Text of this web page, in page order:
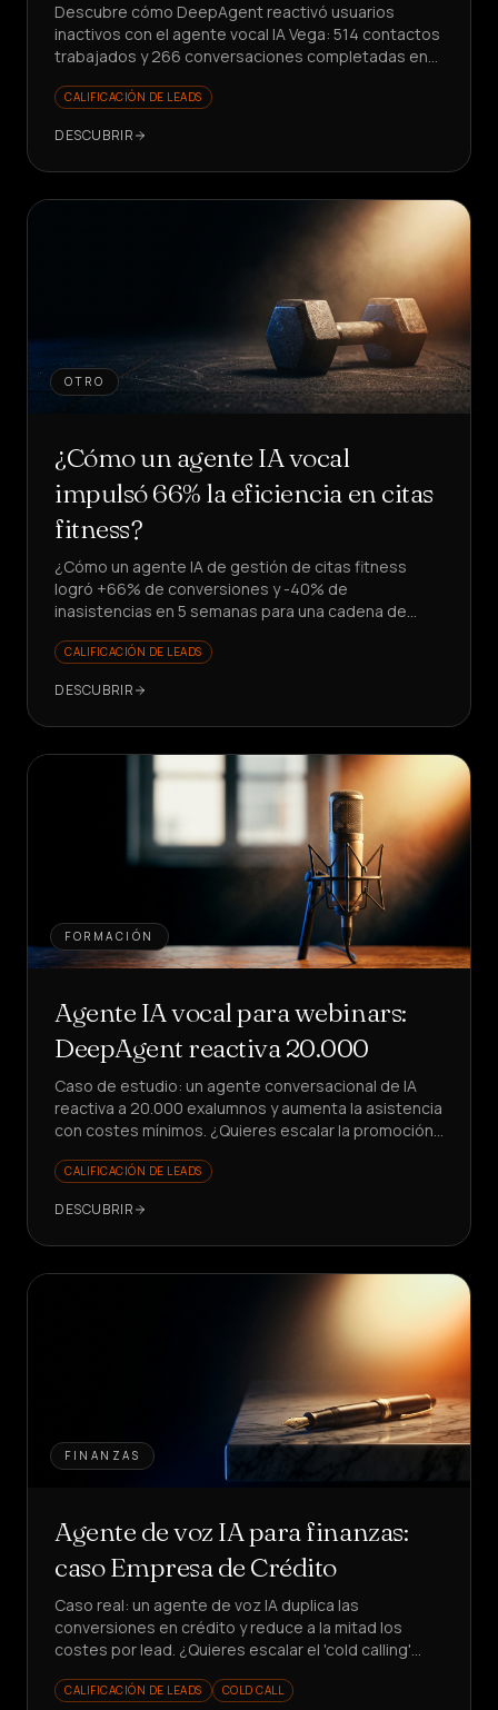
Descubre cómo DeepAgent reactivó usuarios
inactivos con el agente vocal IA Vega: 514 contactos
trabajados y 266 conversaciones completadas en
obteniendo insights de producto estructurados.
CALIFICACIÓN DE LEADS
DESCUBRIR
OTRO
¿Cómo un agente IA vocal
impulsó 66% la eficiencia en citas
fitness?
¿Cómo un agente IA de gestión de citas fitness
logró +66% de conversiones y -40% de
inasistencias en 5 semanas para una cadena de
CALIFICACIÓN DE LEADS
DESCUBRIR
FORMACIÓN
Agente IA vocal para webinars:
DeepAgent reactiva 20.000
Caso de estudio: un agente conversacional de IA
reactiva a 20.000 exalumnos y aumenta la asistencia
con costes mínimos. ¿Quieres escalar la promoción
CALIFICACIÓN DE LEADS
DESCUBRIR
FINANZAS
Agente de voz IA para finanzas:
caso Empresa de Crédito
Caso real: un agente de voz IA duplica las
conversiones en crédito y reduce a la mitad los
costes por lead. ¿Quieres escalar el 'cold calling'
CALIFICACIÓN DE LEADS COLD CALL